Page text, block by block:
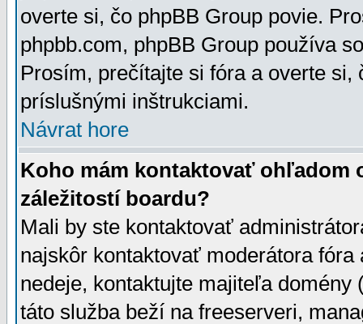
overte si, čo phpBB Group povie.
phpbb.com, phpBB Group používa
Prosím, prečítajte si fóra a overte
príslušnými inštrukciami.
Návrat hore
Koho mám kontaktovať ohľadom
záležitostí boardu?
Mali by ste kontaktovať
najskôr kontaktovať moderátora
nedeje, kontaktujte majiteľa
táto služba beží na freeserveri,